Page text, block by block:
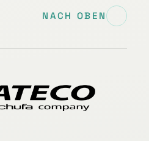
NACH OBEN